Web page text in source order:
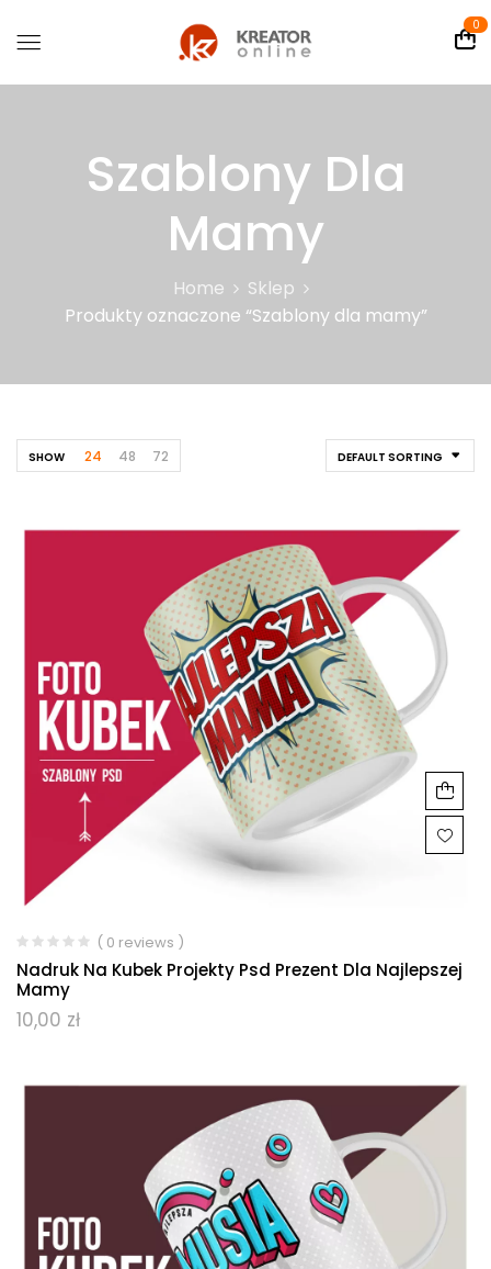
0
Szablony Dla
Mamy
Home
Sklep
Produkty oznaczone “Szablony dla mamy”
DEFAULT SORTING
SHOW 24 48 72
( 0 reviews )
Nadruk Na Kubek Projekty Psd Prezent Dla Najlepszej
Mamy
10,00 zł